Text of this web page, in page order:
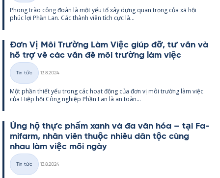
loại
Phong trào công đoàn là một yếu tố xây dựng quan trọng của xã hội
phúc lợi Phần Lan. Các thành viên tích cực là...
Đơn Vị Môi Trường Làm Việc giúp đỡ, tư vấn và
hỗ trợ về các vấn đề môi trường làm việc
Thể
loại
Tin tức
13.8.2024
Một phần thiết yếu trong các hoạt động của đơn vị môi trường làm việc
của Hiệp hội Công ng­hiệp Phần Lan là an toàn...
Ủng hộ thực phẩm xanh và đa văn hóa – tại Fa­
mi­farm, nhân viên thuộc nhiều dân tộc cùng
nhau làm việc mỗi ngày
Thể
Tin tức
13.8.2024